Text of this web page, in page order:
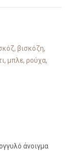
, βισκόζη,
, μπλε, ρούχα,
άνοιγμα